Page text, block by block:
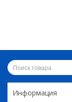
Информация